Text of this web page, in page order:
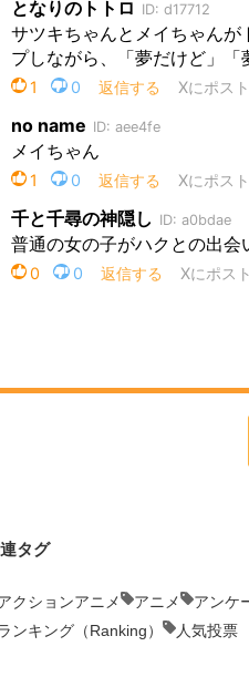
タグ
クションアニメ アニメ アンケ
ンキング（Ranking）
人気投票